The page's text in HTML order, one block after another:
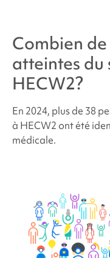
Combien
atteintes du
HECW2?
En 2024, plus de 38
à HECW2 ont été
médicale.